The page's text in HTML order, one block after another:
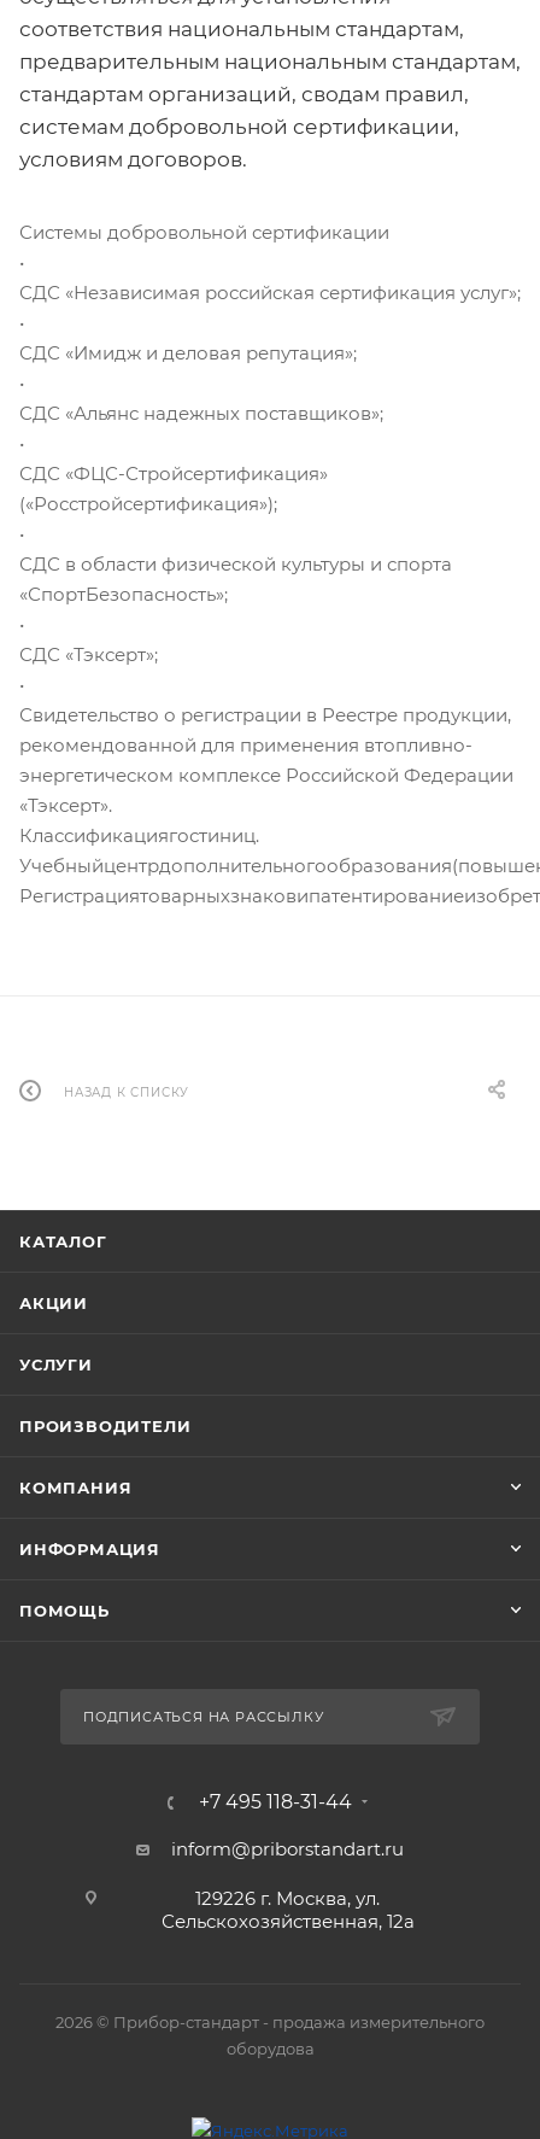
соответствия национальным стандартам,
предварительным национальным стандартам,
стандартам организаций, сводам правил,
системам добровольной сертификации,
условиям договоров.
Системы добровольной сертификации
•
СДС «Независимая российская сертификация услуг»;
•
СДС «Имидж и деловая репутация»;
•
СДС «Альянс надежных поставщиков»;
•
СДС «ФЦС-Стройсертификация»
(«Росстройсертификация»);
•
СДС в области физической культуры и спорта
«СпортБезопасность»;
•
СДС «Тэксерт»;
•
Свидетельство о регистрации в Реестре продукции,
рекомендованной для применения втопливно-
энергетическом комплексе Российской Федерации
«Тэксерт».
Классификациягостиниц.
НАЗАД К СПИСКУ
КАТАЛОГ
АКЦИИ
УСЛУГИ
ПРОИЗВОДИТЕЛИ
КОМПАНИЯ
ИНФОРМАЦИЯ
ПОМОЩЬ
ПОДПИСАТЬСЯ НА РАССЫЛКУ
+7 495 118-31-44
inform@priborstandart.ru
129226 г. Москва, ул.
Сельскохозяйственная, 12а
2026 © Прибор-стандарт - продажа измерительного
оборудова